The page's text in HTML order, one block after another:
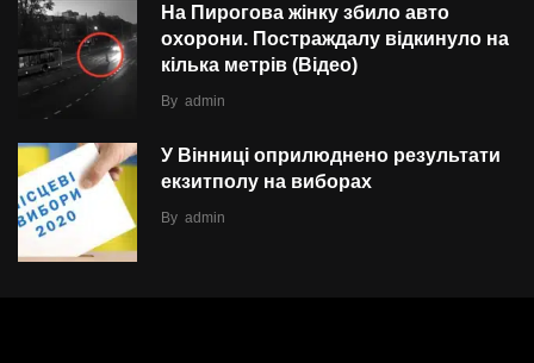
На Пирогова жінку збило авто
охорони. Постраждалу відкинуло на
кілька метрів (Відео)
By admin
У Вінниці оприлюднено результати
екзитполу на виборах
By admin